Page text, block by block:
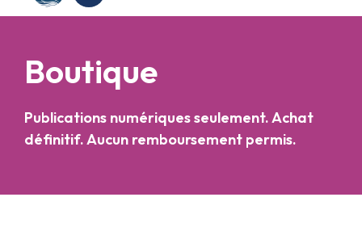
Boutique
Publications numériques seulement. Achat
définitif. Aucun remboursement permis.